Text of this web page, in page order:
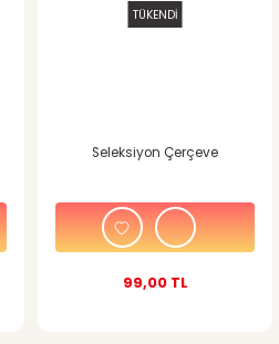
TÜKENDİ
Seleksiyon Çerçeve
99,00 TL